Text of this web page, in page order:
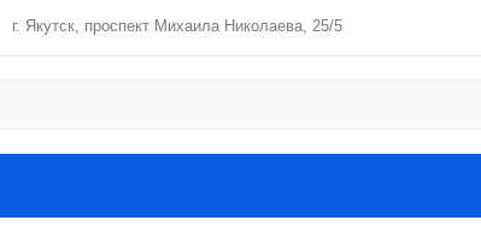
г. Якутск, проспект Михаила Николаева, 25/5